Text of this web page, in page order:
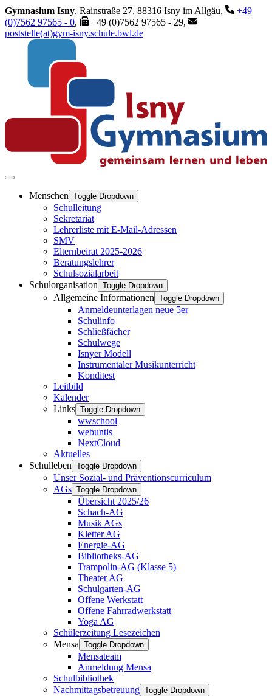
Gymnasium Isny, Rainstraße 27, 88316 Isny im Allgäu,
+49
(0)7562 97565 - 0,
+49 (0)7562 97565 - 29,
poststelle(at)gym-isny.schule.bwl.de
Menschen Toggle Dropdown
Schulleitung
Sekretariat
Lehrerliste mit E-Mail-Adressen
SMV
Elternbeirat 2025-2026
Beratungslehrer
Schulsozialarbeit
Schulorganisation Toggle Dropdown
Allgemeine Informationen Toggle Dropdown
Anmeldeunterlagen neue 5er
Schulinfo
Schließfächer
Schulwege
Isnyer Modell
Instrumentaler Musikunterricht
Konditest
Leitbild
Kalender
Links Toggle Dropdown
wwschool
webuntis
NextCloud
Aktuelles
Schulleben Toggle Dropdown
Unser Sozial- und Präventionscurriculum
AGs Toggle Dropdown
Übersicht 2025/26
Schach-AG
Musik AGs
Kletter AG
Energie-AG
Bibliotheks-AG
Trampolin-AG (Klasse 5)
Theater AG
Schulgarten-AG
Offene Werkstatt
Offene Fahrradwerkstatt
Yoga AG
Schülerzeitung Lesezeichen
Mensa Toggle Dropdown
Mensateam
Anmeldung Mensa
Schulbibliothek
Nachmittagsbetreuung Toggle Dropdown